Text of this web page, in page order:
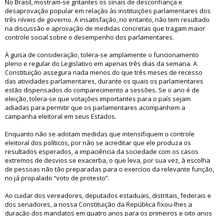
No Brasil, mostram-se gritantes os sinais de desconfiança e
desaprovação popular em relação às instituições parlamentares dos
três níveis de governo. A insatisfação, no entanto, não tem resultado
na discussão e aprovação de medidas concretas que tragam maior
controle social sobre o desempenho dos parlamentares.
À guisa de consideração, tolera-se amplamente o funcionamento
pleno e regular do Legislativo em apenas três dias da semana. A
Constituição assegura nada menos do que três meses de recesso
das atividades parlamentares, durante os quais os parlamentares
estão dispensados do comparecimento a sessões. Se o ano é de
eleição, tolera-se que votações importantes para o país sejam
adiadas para permitir que os parlamentares acompanhem a
campanha eleitoral em seus Estados.
Enquanto não se adotam medidas que intensifiquem o controle
eleitoral dos políticos, por não se acreditar que ele produza os
resultados esperados, a impaciência da sociedade com os casos
extremos de desvios se exacerba, o que leva, por sua vez, à escolha
de pessoas não tão preparadas para o exercício da relevante função,
no já propalado “voto de protesto”.
Ao cuidar dos vereadores, deputados estaduais, distritais, federais e
dos senadores, a nossa Constituição da República fixou-lhes a
duração dos mandatos em quatro anos para os primeiros e oito anos